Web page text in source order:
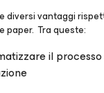
diversi vantaggi
paper. Tra queste:
il